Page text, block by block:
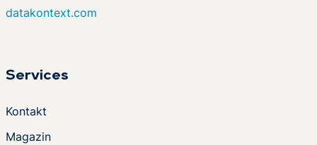
datakontext.com
Services
Kontakt
Magazin